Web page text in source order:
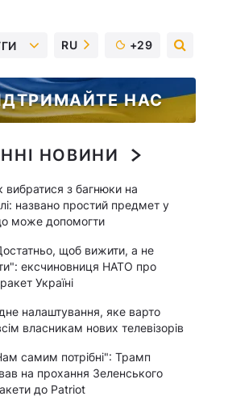
RU +29
НАС
НОВИНИ
вибратися з багнюки на
названо простий предмет у
може допомогти
щоб вижити, а не
ексчиновниця НАТО про
Україні
налаштування, яке варто
власникам нових телевізорів
самим потрібні": Трамп
на прохання Зеленського
до Patriot